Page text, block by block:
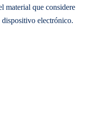
material que considere
electrónico.